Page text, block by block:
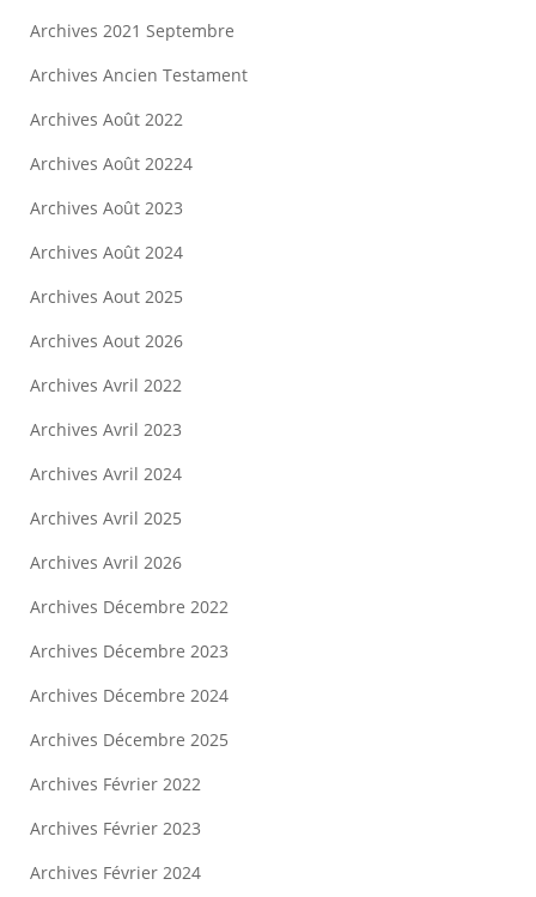
Archives 2021 Septembre
Archives Ancien Testament
Archives Août 2022
Archives Août 20224
Archives Août 2023
Archives Août 2024
Archives Aout 2025
Archives Aout 2026
Archives Avril 2022
Archives Avril 2023
Archives Avril 2024
Archives Avril 2025
Archives Avril 2026
Archives Décembre 2022
Archives Décembre 2023
Archives Décembre 2024
Archives Décembre 2025
Archives Février 2022
Archives Février 2023
Archives Février 2024